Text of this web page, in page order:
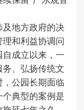
地方政府的决
和利益协调问
成立以来，一
、弘扬传统文
公园长期面临
典型的案例是